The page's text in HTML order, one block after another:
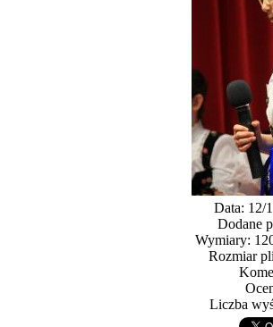
Data: 12/
Dodane
Wymiary:
Rozmiar
Liczba